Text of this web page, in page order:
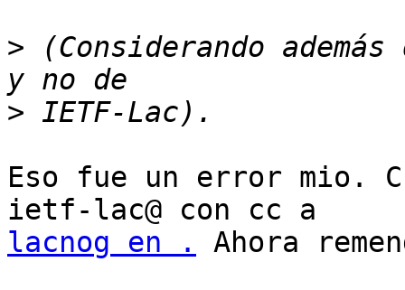
> (Considerando
>
Eso fue un error mio.
lacnog en .
Ahora